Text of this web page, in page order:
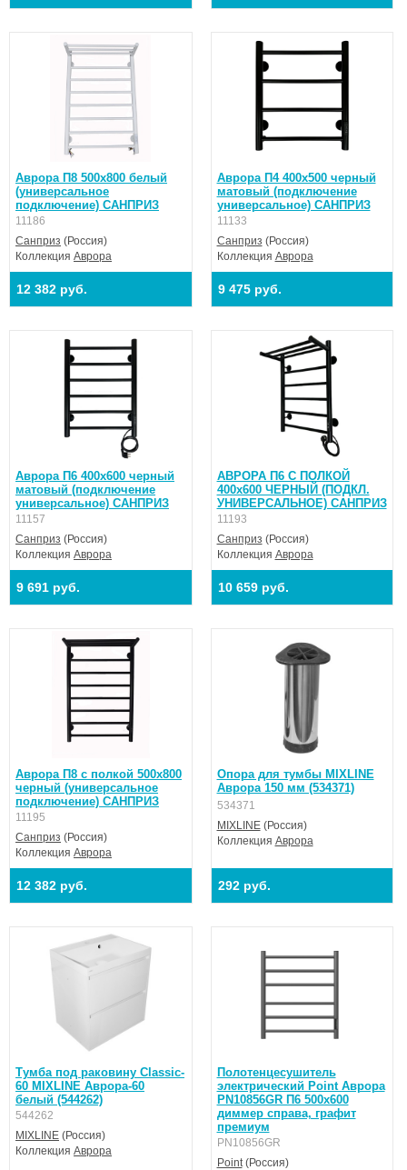
Аврора П8 500х800 белый
(универсальное
подключение) САНПРИЗ
11186
Санприз (Россия)
Коллекция Аврора
12 382 руб.
Аврора П4 400х500 черный
матовый (подключение
универсальное) САНПРИЗ
11133
Санприз (Россия)
Коллекция Аврора
9 475 руб.
Аврора П6 400х600 черный
матовый (подключение
универсальное) САНПРИЗ
11157
Санприз (Россия)
Коллекция Аврора
9 691 руб.
АВРОРА П6 С ПОЛКОЙ
400х600 ЧЕРНЫЙ (ПОДКЛ.
УНИВЕРСАЛЬНОЕ) САНПРИЗ
11193
Санприз (Россия)
Коллекция Аврора
10 659 руб.
Аврора П8 с полкой 500х800
черный (универсальное
подключение) САНПРИЗ
11195
Санприз (Россия)
Коллекция Аврора
12 382 руб.
Опора для тумбы MIXLINE
Аврора 150 мм (534371)
534371
MIXLINE(Россия)
Коллекция Аврора
292 руб.
Тумба под раковину Classic-
60 MIXLINE Аврора-60
белый (544262)
544262
MIXLINE (Россия)
Коллекция Аврора
Полотенцесушитель
электрический Point Аврора
PN10856GR П6 500x600
диммер справа, графит
премиум
PN10856GR
Point(Россия)